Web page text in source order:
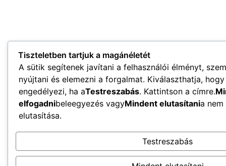
Tiszteletben tartjuk a magánéletét
A sütik segítenek javítani a felhasználói élményt,
nyújtani és elemezni a forgalmat. Kiválaszthatja,
engedélyezi, ha aTestreszabás. Kattintson a címre.
elfogadnibeleegyezés vagyMindent elutasítania
elutasítása.
Testreszabás